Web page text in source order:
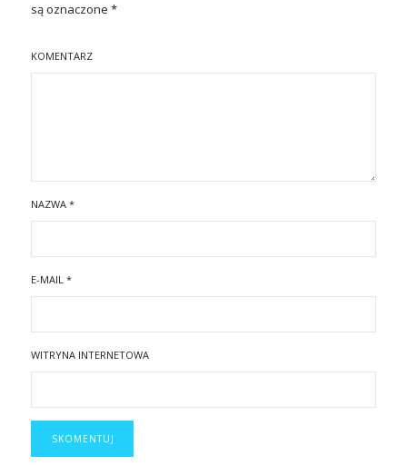
są oznaczone *
KOMENTARZ
NAZWA *
E-MAIL *
WITRYNA INTERNETOWA